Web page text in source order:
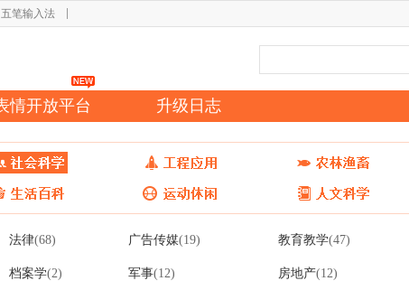
五笔输入法
情开放平台 升级日志
法律(68) 广告传媒(19) 教育教学(47)
档案学(2) 军事(12) 房地产(12)